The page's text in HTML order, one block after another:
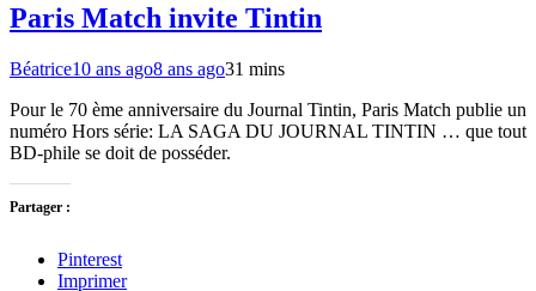
Paris Match invite Tintin
Béatrice10 ans ago8 ans ago31 mins
Pour le 70 ème anniversaire du Journal Tintin, Paris Match publie un
numéro Hors série: LA SAGA DU JOURNAL TINTIN … que tout
BD-phile se doit de posséder.
Partager :
Pinterest
Imprimer